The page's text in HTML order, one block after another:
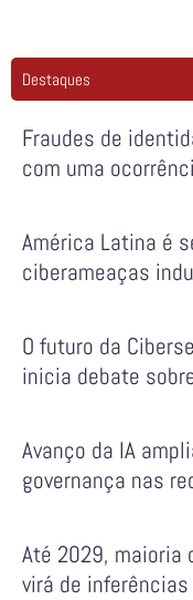
Destaques
Fraudes de
com uma
América Latina é
ciberameaças
O futuro da
inicia debate
Avanço da IA
governança nas
Até 2029, maioria
virá de